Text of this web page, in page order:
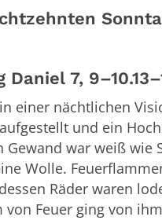
Daniel 7,
einer nächtlichen
und ein
Gewand war weiß wie
Wolle.
Räder waren
von Feuer ging von